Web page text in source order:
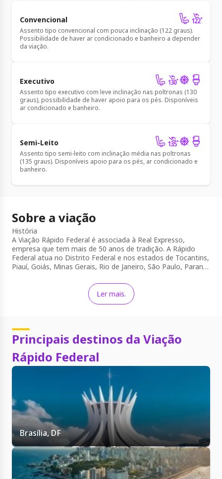
Convencional
Assento tipo convencional com pouca inclinação (122 graus).
Possibilidade de haver ar condicionado e banheiro a depender
da viação.
Executivo
Assento tipo executivo com leve inclinação nas poltronas (130
graus), possibilidade de haver apoio para os pés. Disponíveis
ar condicionado e banheiro.
Semi-Leito
Assento tipo semi-leito com inclinação média nas poltronas
(135 graus). Disponíveis apoio para os pés, ar condicionado e
banheiro.
Sobre a viação
História
A Viação Rápido Federal é associada à Real Expresso,
empresa que tem mais de 50 anos de tradição. A Rápido
Federal atua no Distrito Federal e nos estados de Tocantins,
Piauí, Goiás, Minas Gerais, Rio de Janeiro, São Paulo, Paraná,
sempre atender seus clientes de forma profissional e eficaz
unindo segurança com conforto e qualidade.
Ler mais.
Principais destinos da Viação
Rápido Federal
Brasília, DF